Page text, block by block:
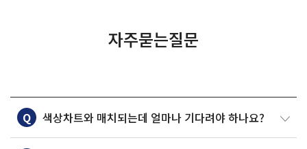
자주묻는질문
Q 색상차트와 매치되는데 얼마나 기다려야 하나요?